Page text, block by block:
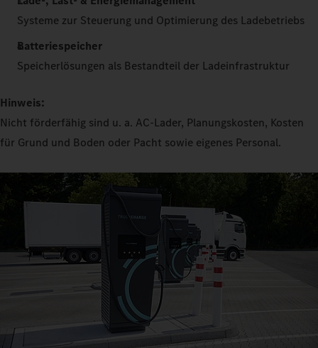
Systeme zur Steuerung und Optimierung des Ladebetriebs
Batteriespeicher
Speicherlösungen als Bestandteil der Ladeinfrastruktur
Hinweis:
Nicht förderfähig sind u. a. AC-Lader, Planungskosten, Kosten
für Grund und Boden oder Pacht sowie eigenes Personal.